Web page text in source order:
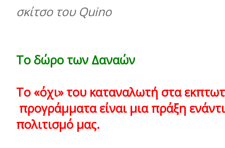
σκίτσο του Quino
Το δώρο των Δαναών
Το «όχι» του καταναλωτή στα
προγράμματα είναι μια πράξη
πολιτισμό μας.